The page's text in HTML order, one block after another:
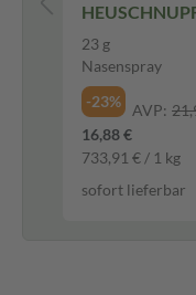
23 g
Nasenspray
-23%
AVP:
16,88 €
733,91 € / 1 kg
sofort lieferbar